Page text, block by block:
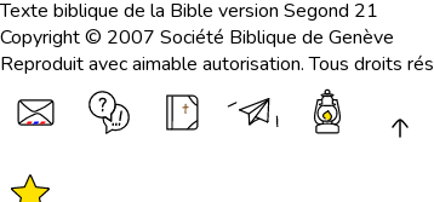
Texte biblique de la Bible version Segond 21
Copyright © 2007 Société Biblique de Genève
Reproduit avec aimable autorisation. Tous droits